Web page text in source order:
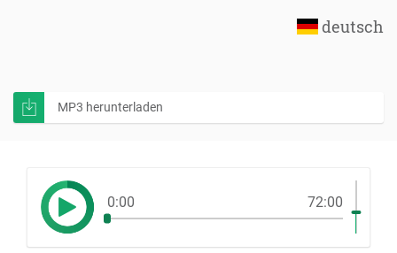
deutsch
MP3 herunterladen
0:00 72:00